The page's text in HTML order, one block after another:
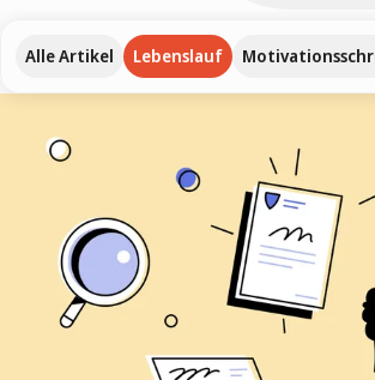
Alle Artikel Lebenslauf